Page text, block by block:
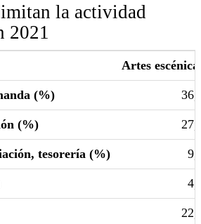
la actividad
2021
Artes
(%)
(%)
tesorería (%)